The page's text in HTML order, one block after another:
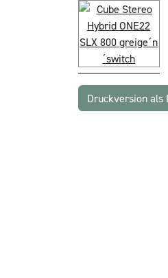
Druckversion als